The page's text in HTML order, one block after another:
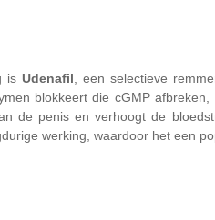
is Udenafil , een selectieve
blokkeert die cGMP
de penis en verhoogt de
werking, waardoor het een